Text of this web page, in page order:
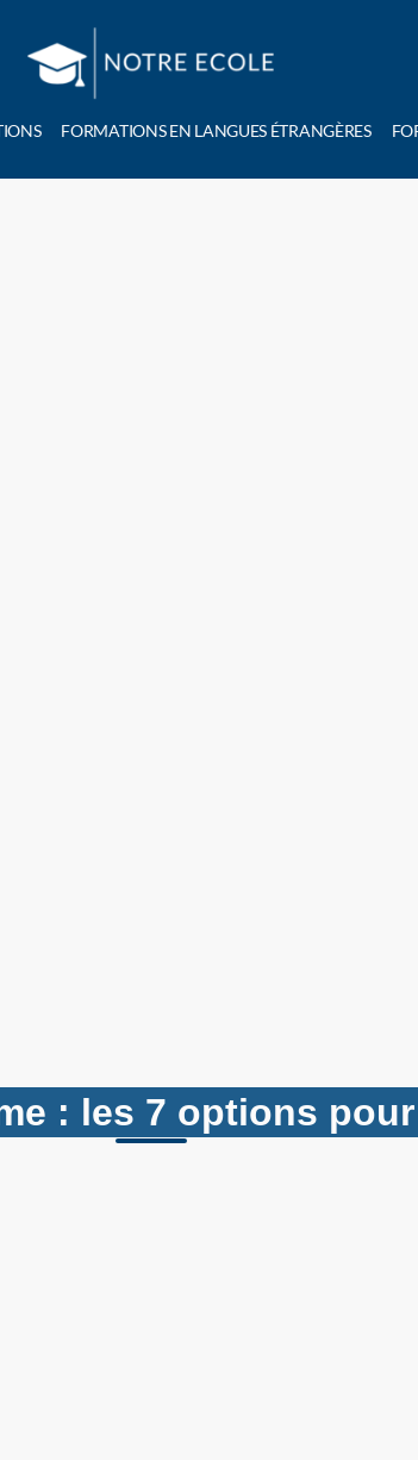
FORMATIONS EN LANGUES ÉTRANGÈRES
: les 7 options